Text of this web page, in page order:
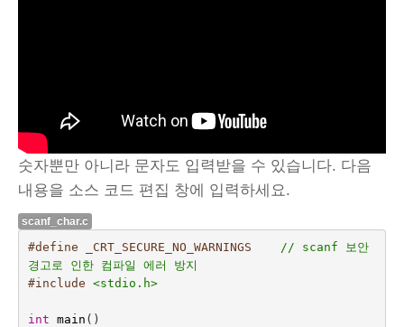
숫자뿐만 아니라 문자도 입력받을 수 있습니다. 다음
내용을 소스 코드 편집 창에 입력하세요.
scanf_char.c
#define _CRT_SECURE_NO_WARNINGS // scanf 보안
경고로 인한 컴파일 에러 방지
#include <stdio.h>
int main ()